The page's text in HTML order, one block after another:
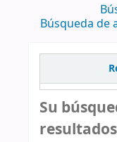
Búsqueda de
Su